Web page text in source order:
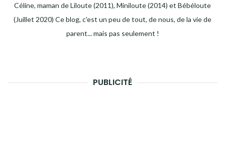
Céline, maman de Liloute (2011), Miniloute (2014) et Bébéloute
(Juillet 2020) Ce blog, c'est un peu de tout, de nous, de la vie de
parent... mais pas seulement !
PUBLICITÉ